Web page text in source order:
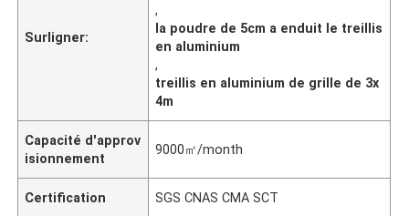
Surligner:
,
la poudre de 5cm a enduit le treillis
en aluminium
,
treillis en aluminium de grille de 3x
4m
Capacité d'approv
isionnement
9000㎡/month
Certification SGS CNAS CMA SCT